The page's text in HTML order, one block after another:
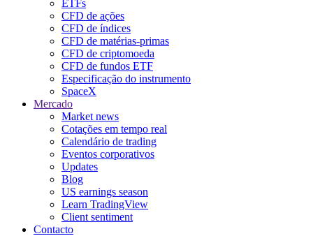
ETFs
CFD de ações
CFD de índices
CFD de matérias-primas
CFD de criptomoeda
CFD de fundos ETF
Especificação do instrumento
SpaceX
Mercado
Market news
Cotações em tempo real
Calendário de trading
Eventos corporativos
Updates
Blog
US earnings season
Learn TradingView
Client sentiment
Contacto